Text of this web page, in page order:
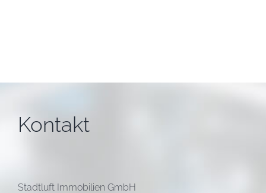
Kontakt
Stadtluft Immobilien GmbH